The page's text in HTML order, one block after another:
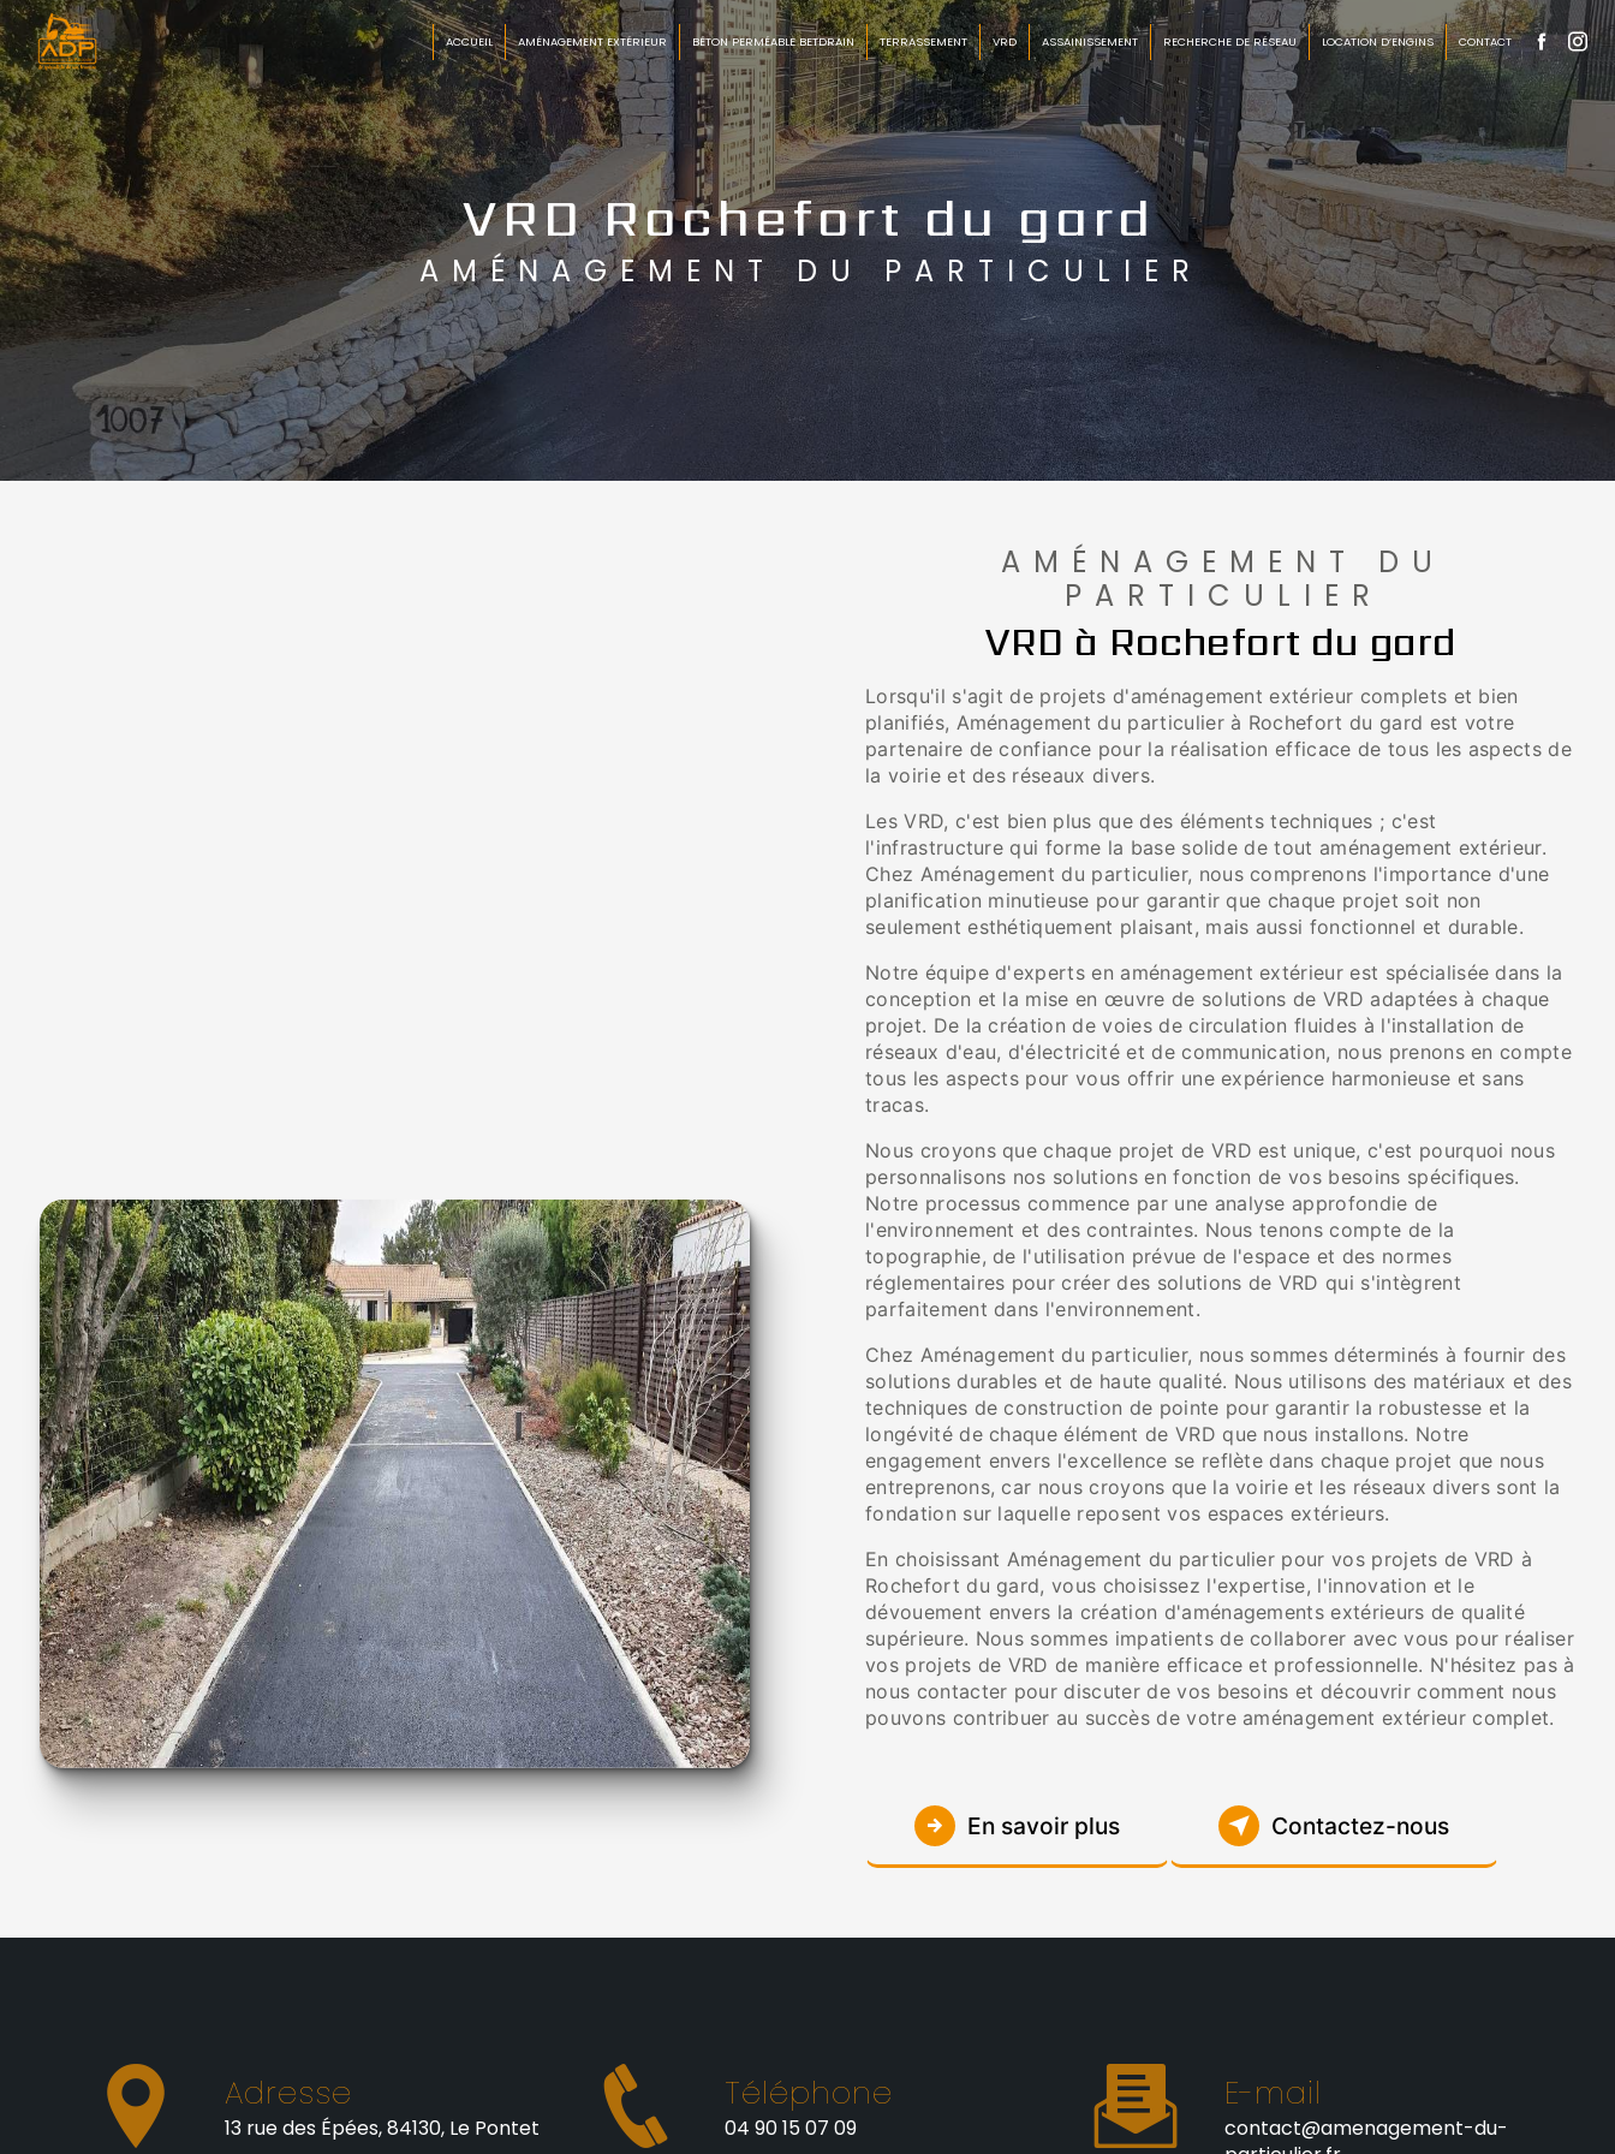
ACCUEIL AMÉNAGEMENT EXTÉRIEUR BÉTON PERMÉABLE BETDRAIN TERRASSEMENT VRD ASSAINISSEMENT RECHERCHE DE RÉSEAU LOCATION D’ENGINS CONTACT
VRD Rochefort du gard
AMÉNAGEMENT DU PARTICULIER
AMÉNAGEMENT DU
PARTICULIER
VRD à Rochefort du gard
Lorsqu'il s'agit de projets d'aménagement extérieur complets et bien
planifiés, Aménagement du particulier à Rochefort du gard est votre
partenaire de confiance pour la réalisation efficace de tous les aspects de
la voirie et des réseaux divers.
Les VRD, c'est bien plus que des éléments techniques ; c'est
l'infrastructure qui forme la base solide de tout aménagement extérieur.
Chez Aménagement du particulier, nous comprenons l'importance d'une
planification minutieuse pour garantir que chaque projet soit non
seulement esthétiquement plaisant, mais aussi fonctionnel et durable.
Notre équipe d'experts en aménagement extérieur est spécialisée dans la
conception et la mise en œuvre de solutions de VRD adaptées à chaque
projet. De la création de voies de circulation fluides à l'installation de
réseaux d'eau, d'électricité et de communication, nous prenons en compte
tous les aspects pour vous offrir une expérience harmonieuse et sans
tracas.
Nous croyons que chaque projet de VRD est unique, c'est pourquoi nous
personnalisons nos solutions en fonction de vos besoins spécifiques.
Notre processus commence par une analyse approfondie de
l'environnement et des contraintes. Nous tenons compte de la
topographie, de l'utilisation prévue de l'espace et des normes
réglementaires pour créer des solutions de VRD qui s'intègrent
parfaitement dans l'environnement.
Chez Aménagement du particulier, nous sommes déterminés à fournir des
solutions durables et de haute qualité. Nous utilisons des matériaux et des
techniques de construction de pointe pour garantir la robustesse et la
longévité de chaque élément de VRD que nous installons. Notre
engagement envers l'excellence se reflète dans chaque projet que nous
entreprenons, car nous croyons que la voirie et les réseaux divers sont la
fondation sur laquelle reposent vos espaces extérieurs.
En choisissant Aménagement du particulier pour vos projets de VRD à
Rochefort du gard, vous choisissez l'expertise, l'innovation et le
dévouement envers la création d'aménagements extérieurs de qualité
supérieure. Nous sommes impatients de collaborer avec vous pour réaliser
vos projets de VRD de manière efficace et professionnelle. N'hésitez pas à
nous contacter pour discuter de vos besoins et découvrir comment nous
pouvons contribuer au succès de votre aménagement extérieur complet.
En savoir plus Contactez-nous
Adresse
13 rue des Épées, 84130, Le Pontet
Téléphone
04 90 15 07 09
E-mail
contact@amenagement-du-
Panneau de gestion des cookies